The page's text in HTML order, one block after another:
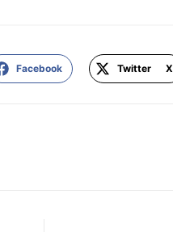
Facebook Twitter X